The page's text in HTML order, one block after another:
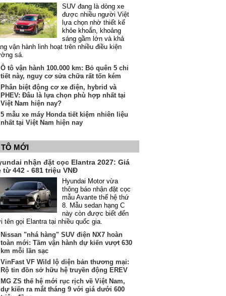
SUV đang là dòng xe
được nhiều người Việt
lựa chọn nhờ thiết kế
khỏe khoắn, khoảng
sáng gầm lớn và khả
vận hành linh hoạt trên nhiều điều kiện
sá.
Ô tô vận hành 100.000 km: Bỏ quên 5 chi
tiết này, nguy cơ sửa chữa rất tốn kém
Phân biệt động cơ xe điện, hybrid và
PHEV: Đâu là lựa chọn phù hợp nhất tại
Việt Nam hiện nay?
5 mẫu xe máy Honda tiết kiệm nhiên liệu
nhất tại Việt Nam hiện nay
MỚI
nhận đặt cọc Elantra 2027: Giá
từ 442 - 681 triệu VNĐ
Hyundai Motor vừa
thông báo nhận đặt cọc
mẫu Avante thế hệ thứ
8. Mẫu sedan hạng C
này còn được biết đến
tên gọi Elantra tại nhiều quốc gia.
Nissan "nhá hàng" SUV điện NX7 hoàn
toàn mới: Tầm vận hành dự kiến vượt 630
km mỗi lần sạc
VinFast VF Wild lộ diện bản thương mại:
Rộ tin đồn sở hữu hệ truyền động EREV
MG ZS thế hệ mới rục rịch về Việt Nam,
dự kiến ra mắt tháng 9 với giá dưới 600